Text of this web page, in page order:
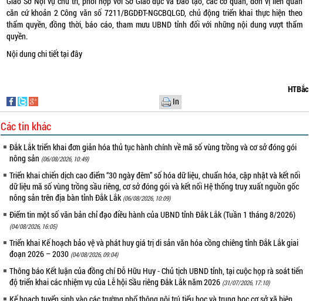
căn cứ khoản 2 Công văn số 7211/BGDĐT-NGCBQLGD, chủ động triển khai thực hiện theo
thẩm quyền, đồng thời, báo cáo, tham mưu UBND tỉnh đối với những nội dung vượt thẩm
quyền.
Nội dung chi tiếttại đây
HTBắc
In
Các tin khác
Đắk Lắk triển khai đơn giản hóa thủ tục hành chính về mã số vùng trồng và cơ sở đóng gói
nông sản (06/08/2026, 10:49)
Triển khai chiến dịch cao điểm “30 ngày đêm” số hóa dữ liệu, chuẩn hóa, cập nhật và kết nối
dữ liệu mã số vùng trồng sầu riêng, cơ sở đóng gói và kết nối Hệ thống truy xuất nguồn gốc
nông sản trên địa bàn tỉnh Đắk Lắk (06/08/2026, 10:09)
Điểm tin một số văn bản chỉ đạo điều hành của UBND tỉnh Đắk Lắk (Tuần 1 tháng 8/2026)
(04/08/2026, 16:05)
Triển khai Kế hoạch bảo vệ và phát huy giá trị di sản văn hóa cồng chiêng tỉnh Đắk Lắk giai
đoạn 2026 – 2030 (04/08/2026, 09:04)
Thông báo Kết luận của đồng chí Đỗ Hữu Huy - Chủ tịch UBND tỉnh, tại cuộc họp rà soát tiến
độ triển khai các nhiệm vụ của Lễ hội Sầu riêng Đắk Lắk năm 2026 (31/07/2026, 17:10)
Kế hoạch tuyển sinh vào các trường phổ thông nội trú tiểu học và trung học cơ sở xã biên